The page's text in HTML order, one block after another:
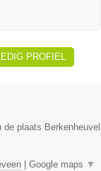
PROFIEL
de plaats
Google maps ▼